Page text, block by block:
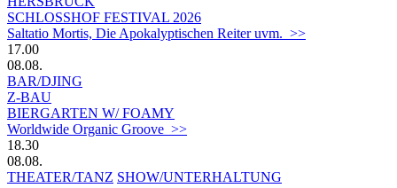
SCHLOSSHOF FESTIVAL 2026
Saltatio Mortis, Die Apokalyptischen Reiter uvm. >>
17.00
08.08.
BAR/DJING
Z-BAU
BIERGARTEN W/ FOAMY
Worldwide Organic Groove >>
18.30
08.08.
THEATER/TANZ SHOW/UNTERHALTUNG